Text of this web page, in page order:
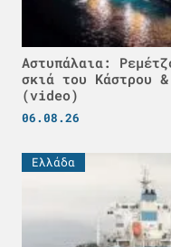
Αστυπάλαια:
σκιά του Κάστρου
(video)
06.08.26
Ελλάδα